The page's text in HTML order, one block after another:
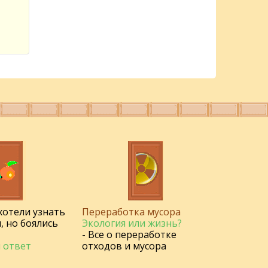
узнать
но боялись
Переработка мусора
Экология или жизнь?
- Все о переработке
отходов и мусора